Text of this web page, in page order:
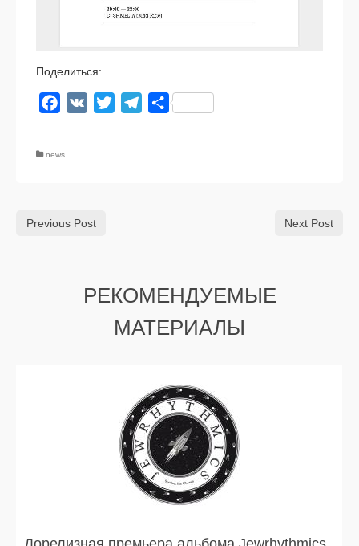
Поделиться:
Facebook
VK Twitter TelegramОтправить
news
Previous Post Next Post
РЕКОМЕНДУЕМЫЕ
МАТЕРИАЛЫ